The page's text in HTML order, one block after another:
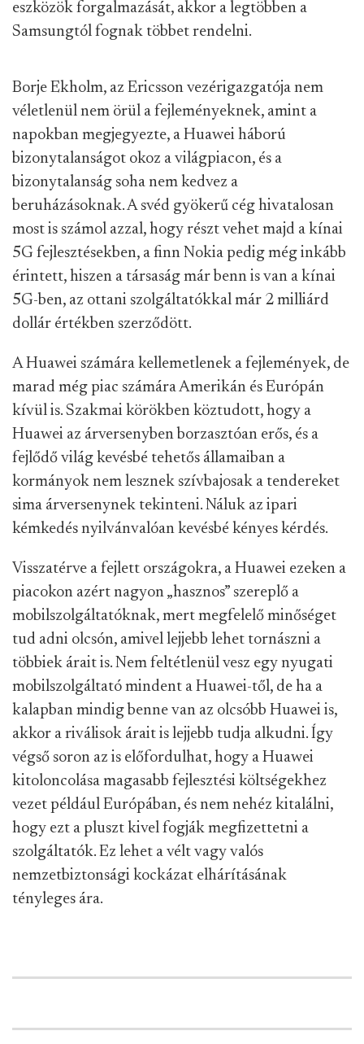
eszközök forgalmazását, akkor a legtöbben a
Samsungtól fognak többet rendelni.
Borje Ekholm, az Ericsson vezérigazgatója nem
véletlenül nem örül a fejleményeknek, amint a
napokban megjegyezte, a Huawei háború
bizonytalanságot okoz a világpiacon, és a
bizonytalanság soha nem kedvez a
beruházásoknak. A svéd gyökerű cég hivatalosan
most is számol azzal, hogy részt vehet majd a kínai
5G fejlesztésekben, a finn Nokia pedig még inkább
érintett, hiszen a társaság már benn is van a kínai
5G-ben, az ottani szolgáltatókkal már 2 milliárd
dollár értékben szerződött.
A Huawei számára kellemetlenek a fejlemények, de
marad még piac számára Amerikán és Európán
kívül is. Szakmai körökben köztudott, hogy a
Huawei az árversenyben borzasztóan erős, és a
fejlődő világ kevésbé tehetős államaiban a
kormányok nem lesznek szívbajosak a tendereket
sima árversenynek tekinteni. Náluk az ipari
kémkedés nyilvánvalóan kevésbé kényes kérdés.
Visszatérve a fejlett országokra, a Huawei ezeken a
piacokon azért nagyon „hasznos” szereplő a
mobilszolgáltatóknak, mert megfelelő minőséget
tud adni olcsón, amivel lejjebb lehet tornászni a
többiek árait is. Nem feltétlenül vesz egy nyugati
mobilszolgáltató mindent a Huawei-től, de ha a
kalapban mindig benne van az olcsóbb Huawei is,
akkor a riválisok árait is lejjebb tudja alkudni. Így
végső soron az is előfordulhat, hogy a Huawei
kitoloncolása magasabb fejlesztési költségekhez
vezet például Európában, és nem nehéz kitalálni,
hogy ezt a pluszt kivel fogják megfizettetni a
szolgáltatók. Ez lehet a vélt vagy valós
nemzetbiztonsági kockázat elhárításának
tényleges ára.